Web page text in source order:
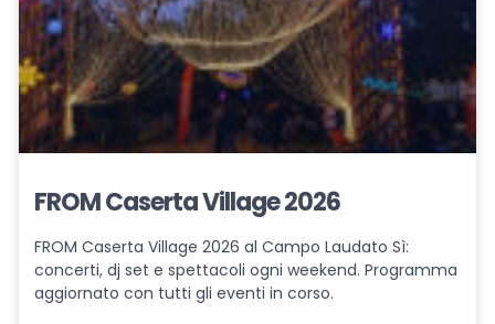
FROM Caserta Village 2026
FROM Caserta Village 2026 al Campo Laudato Sì:
concerti, dj set e spettacoli ogni weekend. Programma
aggiornato con tutti gli eventi in corso.